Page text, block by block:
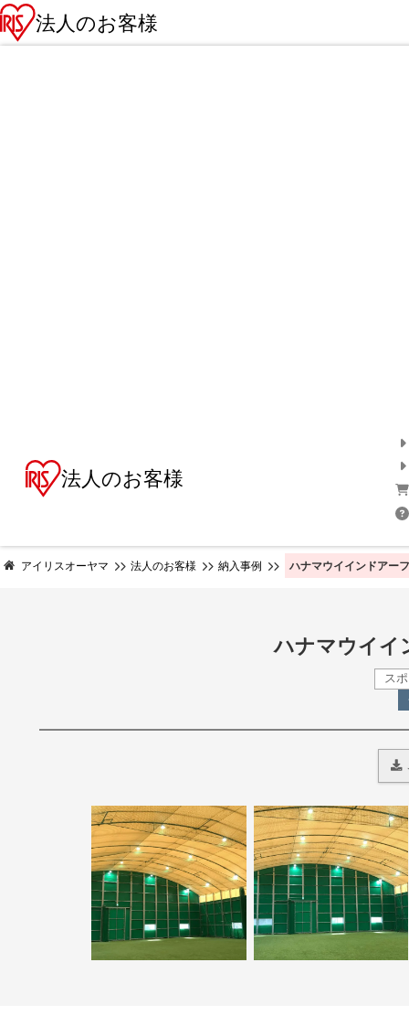
法人のお客様
法人のお客様
アイリスオーヤマ 法人のお客様 納入事例 ハナマウイインドアー
ハナマウイイ
ス